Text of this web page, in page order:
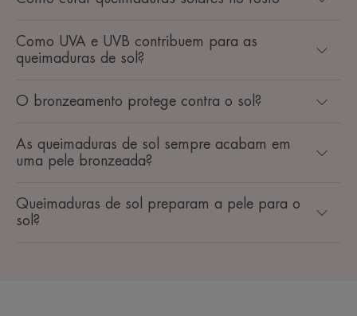
Como UVA e UVB contribuem para as
queimaduras de sol?
O bronzeamento protege contra o sol?
As queimaduras de sol sempre acabam em
uma pele bronzeada?
Queimaduras de sol preparam a pele para o
sol?